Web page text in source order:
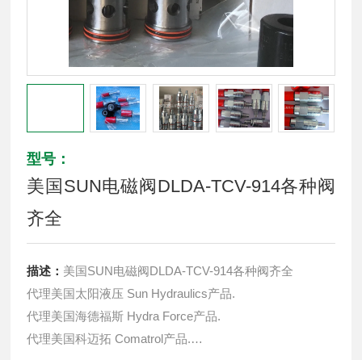
型号：
美国SUN电磁阀DLDA-TCV-914各种阀
齐全
描述： 美国SUN电磁阀DLDA-TCV-914各种阀齐全
代理美国太阳液压 Sun Hydraulics产品.
代理美国海德福斯 Hydra Force产品.
代理美国科迈拓 Comatrol产品.